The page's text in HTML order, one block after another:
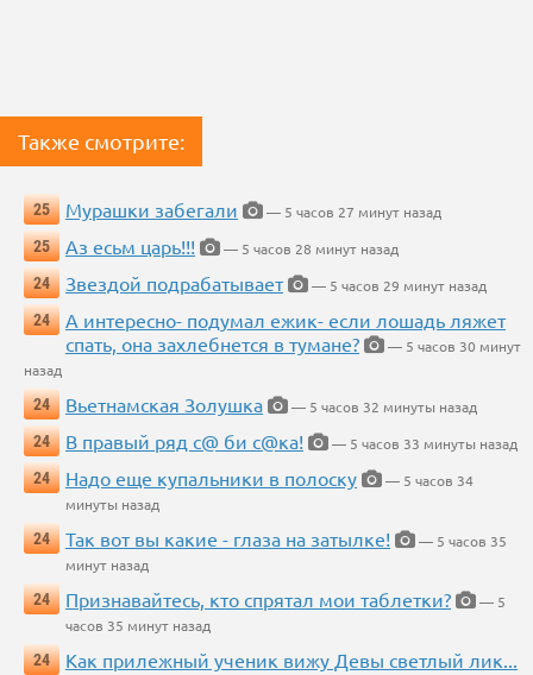
Также смотрите:
25 Мурашки забегали
— 5 часов 27 минут назад
25
Аз есьм царь!!!
— 5 часов 28 минут назад
24
Звездой подрабатывает
— 5 часов 29 минут назад
24
А интересно- подумал ежик- если лошадь ляжет
спать, она захлебнется в тумане?
— 5 часов 30 минут
назад
24
Вьетнамская Золушка
— 5 часов 32 минуты назад
24
В правый ряд с@ би с@ка!
— 5 часов 33 минуты назад
24
Надо еще купальники в полоску
— 5 часов 34
минуты назад
24
Так вот вы какие - глаза на затылке!
— 5 часов 35
минут назад
24
Признавайтесь, кто спрятал мои таблетки?
— 5
часов 35 минут назад
24
Как прилежный ученик вижу Девы светлый лик...